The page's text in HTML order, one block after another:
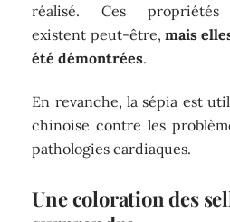
réalisé. Ces propriétés
existent peut-être, mais
été démontrées.
En revanche, la sépia est
chinoise contre les
pathologies cardiaques.
Une coloration des